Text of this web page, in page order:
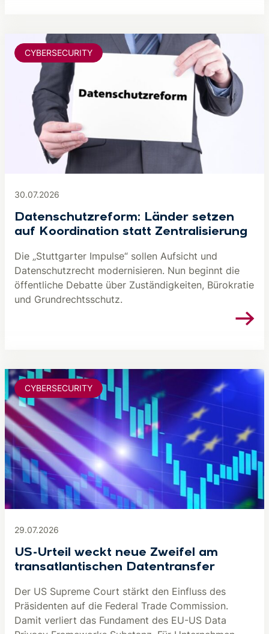
30.07.2026
Datenschutzreform: Länder setzen
auf Koordination statt Zentralisierung
Die „Stuttgarter Impulse“ sollen Aufsicht und
Datenschutzrecht modernisieren. Nun beginnt die
öffentliche Debatte über Zuständigkeiten, Bürokratie
und Grundrechtsschutz.
CYBERSECURITY
29.07.2026
US-Urteil weckt neue Zweifel am
transatlantischen Datentransfer
Der US Supreme Court stärkt den Einfluss des
Präsidenten auf die Federal Trade Commission.
Damit verliert das Fundament des EU-US Data
CYBERSECURITY